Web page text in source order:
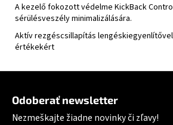
A kezelő fokozott védelme KickBack
sérülésveszély minimalizálására.
Aktív rezgéscsillapítás
értékekért
Odoberať newsletter
Nezmeškajte žiadne novinky či zľavy!